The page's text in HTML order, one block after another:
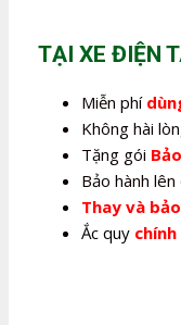
TẠI XE ĐIỆN
Miễn phí
Không hài
Tặng gói
Bảo hành lên
Thay và
Ắc quy